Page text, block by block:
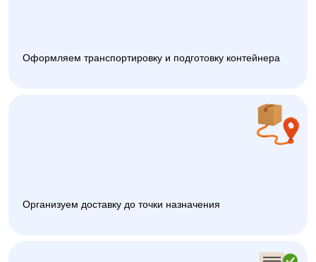
Оформляем транспортировку и подготовку контейнера
Организуем доставку до точки назначения